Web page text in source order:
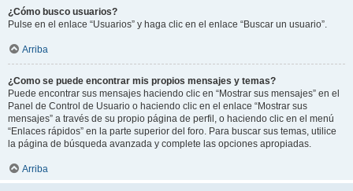
¿Cómo busco usuarios?
Pulse en el enlace “Usuarios” y haga clic en el enlace “Buscar un usuario”.
Arriba
¿Como se puede encontrar mis propios mensajes y temas?
Puede encontrar sus mensajes haciendo clic en “Mostrar sus mensajes” en el
Panel de Control de Usuario o haciendo clic en el enlace “Mostrar sus
mensajes” a través de su propio página de perfil, o haciendo clic en el menú
“Enlaces rápidos” en la parte superior del foro. Para buscar sus temas, utilice
la página de búsqueda avanzada y complete las opciones apropiadas.
Arriba